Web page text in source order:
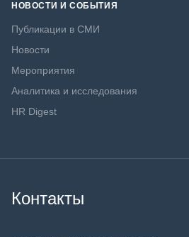
НОВОСТИ И СОБЫТИЯ
Публикации в СМИ
Новости
Мероприятия
Аналитика и исследования
HR Digest
Контакты